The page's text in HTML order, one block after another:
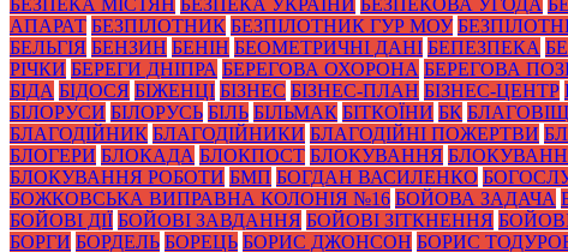
АПАРАТ БЕЗПІЛОТНИК БЕЗПІЛОТНИК ГУР МОУ
БЕЛЬГІЯ БЕНЗИН БЕНІН БЕОМЕТРИЧНІ ДАНІ БЕПЕЗПЕКА
РІЧКИ БЕРЕГИ ДНІПРА БЕРЕГОВА ОХОРОНА БЕРЕГОВА
БІДА БІДОСЯ БІЖЕНЦІ БІЗНЕС БІЗНЕС-ПЛАН БІЗНЕС-ЦЕНТР
БІЛОРУСИ БІЛОРУСЬ БІЛЬ БІЛЬМАК БІТКОЇНИ БК
БЛАГОДІЙНИК БЛАГОДІЙНИКИ БЛАГОДІЙНІ ПОЖЕРТВИ
БЛОГЕРИ БЛОКАДА БЛОКПОСТ БЛОКУВАННЯ
БЛОКУВАННЯ РОБОТИ БМП БОГДАН ВАСИЛЕНКО
БОЖКОВСЬКА ВИПРАВНА КОЛОНІЯ №16 БОЙОВА ЗАДАЧА
БОЙОВІ ДІЇ БОЙОВІ ЗАВДАННЯ БОЙОВІ ЗІТКНЕННЯ
БОРГИ БОРДЕЛЬ БОРЕЦЬ БОРИС ДЖОНСОН БОРИС